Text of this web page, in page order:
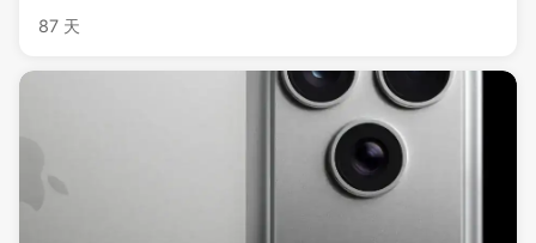
87 天